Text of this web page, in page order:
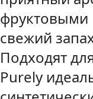
фруктовыми
свежий
Подходят
Purely